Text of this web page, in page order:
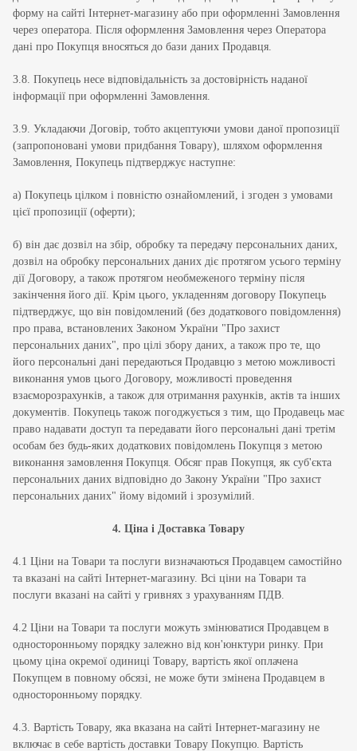
форму на сайті Інтернет-магазину або при оформленні Замовлення
через оператора. Після оформлення Замовлення через Оператора
дані про Покупця вносяться до бази даних Продавця.
3.8. Покупець несе відповідальність за достовірність наданої
інформації при оформленні Замовлення.
3.9. Укладаючи Договір, тобто акцептуючи умови даної пропозиції
(запропоновані умови придбання Товару), шляхом оформлення
Замовлення, Покупець підтверджує наступне:
а) Покупець цілком і повністю ознайомлений, і згоден з умовами
цієї пропозиції (оферти);
б) він дає дозвіл на збір, обробку та передачу персональних даних,
дозвіл на обробку персональних даних діє протягом усього терміну
дії Договору, а також протягом необмеженого терміну після
закінчення його дії. Крім цього, укладенням договору Покупець
підтверджує, що він повідомлений (без додаткового повідомлення)
про права, встановлених Законом України "Про захист
персональних даних", про цілі збору даних, а також про те, що
його персональні дані передаються Продавцю з метою можливості
виконання умов цього Договору, можливості проведення
взаєморозрахунків, а також для отримання рахунків, актів та інших
документів. Покупець також погоджується з тим, що Продавець має
право надавати доступ та передавати його персональні дані третім
особам без будь-яких додаткових повідомлень Покупця з метою
виконання замовлення Покупця. Обсяг прав Покупця, як суб'єкта
персональних даних відповідно до Закону України "Про захист
персональних даних" йому відомий і зрозумілий.
4. Ціна і Доставка Товару
4.1 Ціни на Товари та послуги визначаються Продавцем самостійно
та вказані на сайті Інтернет-магазину. Всі ціни на Товари та
послуги вказані на сайті у гривнях з урахуванням ПДВ.
4.2 Ціни на Товари та послуги можуть змінюватися Продавцем в
односторонньому порядку залежно від кон'юнктури ринку. При
цьому ціна окремої одиниці Товару, вартість якої оплачена
Покупцем в повному обсязі, не може бути змінена Продавцем в
односторонньому порядку.
4.3. Вартість Товару, яка вказана на сайті Інтернет-магазину не
включає в себе вартість доставки Товару Покупцю. Вартість